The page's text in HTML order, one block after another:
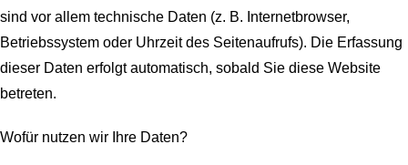
sind vor allem technische Daten (z. B. Internetbrowser,
Betriebssystem oder Uhrzeit des Seitenaufrufs). Die Erfassung
dieser Daten erfolgt automatisch, sobald Sie diese Website
betreten.
Wofür nutzen wir Ihre Daten?